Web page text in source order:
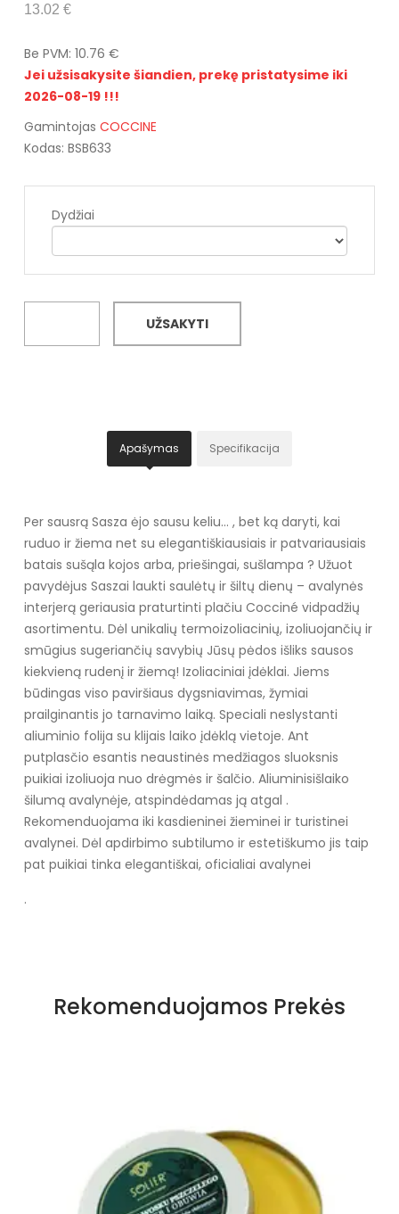
13.02 €
Be PVM: 10.76 €
Jei užsisakysite šiandien, prekę pristatysime iki
2026-08-19 !!!
Gamintojas COCCINE
Kodas: BSB633
Dydžiai
UŽSAKYTI
Apašymas Specifikacija
Per sausrą Sasza ėjo sausu keliu... , bet ką daryti, kai
ruduo ir žiema net su elegantiškiausiais ir patvariausiais
batais sušąla kojos arba, priešingai, sušlampa ? Užuot
pavydėjus Saszai laukti saulėtų ir šiltų dienų – avalynės
interjerą geriausia praturtinti plačiu Cocciné vidpadžių
asortimentu. Dėl unikalių termoizoliacinių, izoliuojančių ir
smūgius sugeriančių savybių Jūsų pėdos išliks sausos
kiekvieną rudenį ir žiemą! Izoliaciniai įdėklai. Jiems
būdingas viso paviršiaus dygsniavimas, žymiai
prailginantis jo tarnavimo laiką. Speciali neslystanti
aliuminio folija su klijais laiko įdėklą vietoje. Ant
putplasčio esantis neaustinės medžiagos sluoksnis
puikiai izoliuoja nuo drėgmės ir šalčio. Aliuminisišlaiko
šilumą avalynėje, atspindėdamas ją atgal .
Rekomenduojama iki kasdieninei žieminei ir turistinei
avalynei. Dėl apdirbimo subtilumo ir estetiškumo jis taip
pat puikiai tinka elegantiškai, oficialiai avalynei
.
Rekomenduojamos Prekės